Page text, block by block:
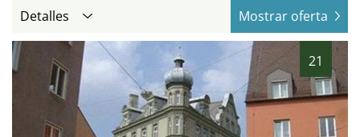
Detalles Mostrar oferta
21